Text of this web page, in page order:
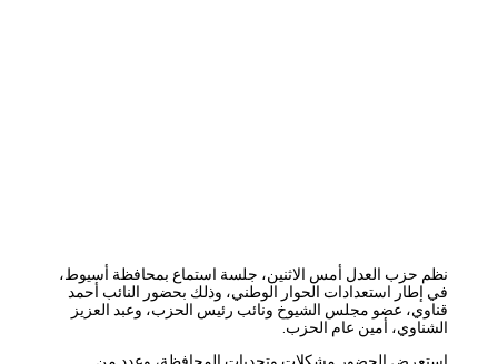
نظم حزب العدل أمس الاثنين، جلسة استماع بمحافظة أسيوط،
في إطار استعدادات الحوار الوطني، وذلك بحضور النائب أحمد
قناوي، عضو مجلس الشيوخ ونائب رئيس الحزب، وعبد العزيز
الشناوي، أمين عام الحزب.